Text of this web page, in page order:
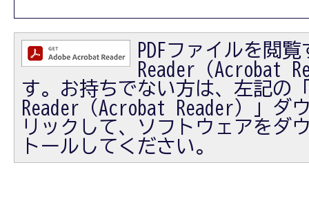
PDFファイルを閲
Reader（Acrobat
す。お持ちでない方は、左記の
Reader（Acrobat Reader）」ダ
リックして、ソフトウェアをダ
トールしてください。